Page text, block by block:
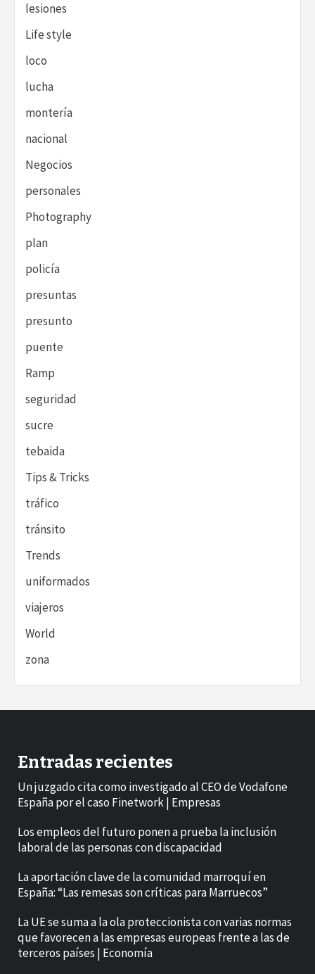
lesiones
Life style
loco
lucha
montería
nacional
Negocios
personales
Photography
plan
policía
presuntas
presunto
puente
Ramp
seguridad
sucre
tebaida
Tips & Tricks
tráfico
tránsito
Trends
uniformados
viajeros
World
zona
Entradas recientes
Un juzgado cita como investigado al CEO de Vodafone
España por el caso Finetwork | Empresas
Los empleos del futuro ponen a prueba la inclusión
laboral de las personas con discapacidad
La aportación clave de la comunidad marroquí en
España: “Las remesas son críticas para Marruecos”
La UE se suma a la ola proteccionista con varias normas
que favorecen a las empresas europeas frente a las de
terceros países | Economía